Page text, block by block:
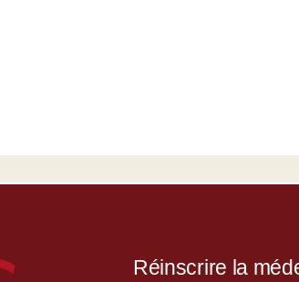
Réinscrire la